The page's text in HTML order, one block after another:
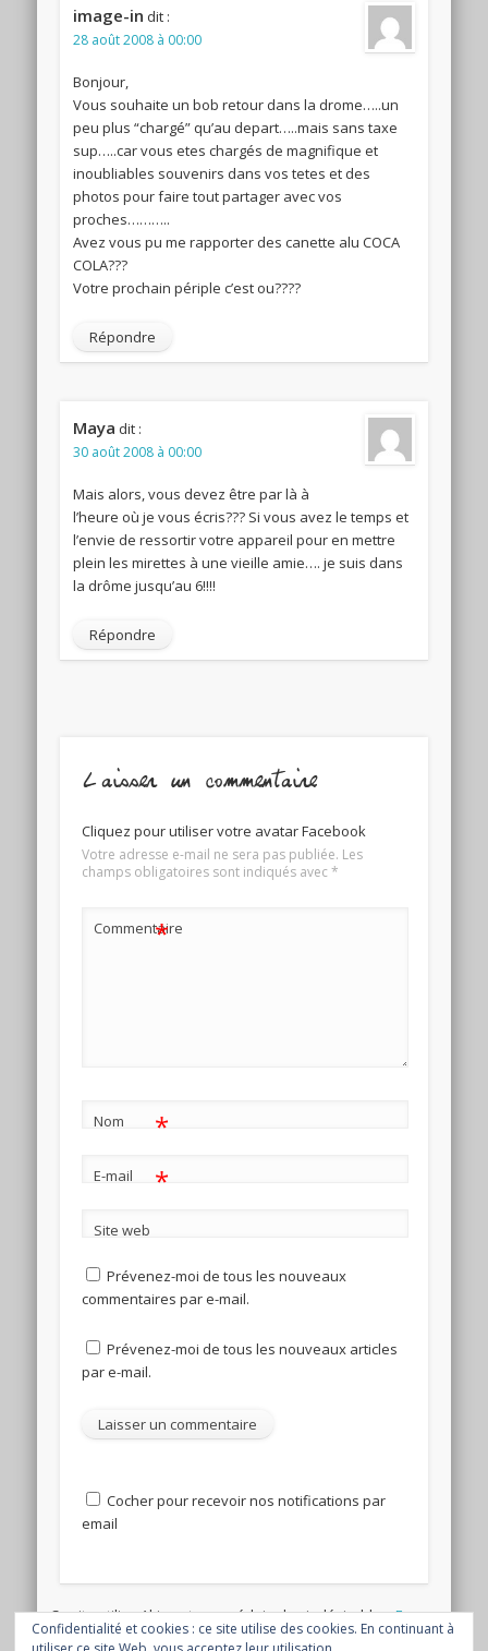
image-in dit :
28 août 2008 à 00:00
Bonjour,
Vous souhaite un bob retour dans la drome…..un
peu plus “chargé” qu’au depart…..mais sans taxe
sup…..car vous etes chargés de magnifique et
inoubliables souvenirs dans vos tetes et des
photos pour faire tout partager avec vos
proches………..
Avez vous pu me rapporter des canette alu COCA
COLA???
Votre prochain périple c’est ou????
Répondre
Maya dit :
30 août 2008 à 00:00
Mais alors, vous devez être par là à
l’heure où je vous écris??? Si vous avez le temps et
l’envie de ressortir votre appareil pour en mettre
plein les mirettes à une vieille amie…. je suis dans
la drôme jusqu’au 6!!!!
Répondre
Laisser un commentaire
Cliquez pour utiliser votre avatar Facebook
Votre adresse e-mail ne sera pas publiée. Les
champs obligatoires sont indiqués avec*
Commentaire
*
Nom *
E-mail *
Site web
Prévenez-moi de tous les nouveaux
commentaires par e-mail.
Prévenez-moi de tous les nouveaux articles
par e-mail.
Cocher pour recevoir nos notifications par
email
Ce site utilise Akismet pour réduire les indésirables.En
savoir plus sur la façon dont les données de vos
Confidentialité et cookies : ce site utilise des cookies. En continuant à